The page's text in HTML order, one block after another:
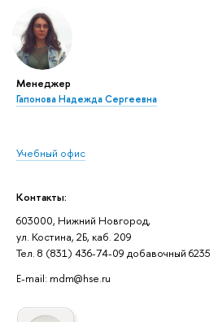
Менеджер
Гапонова Надежда Сергеевна
Учебный офис
Контакты:
603000, Нижний Новгород,
ул. Костина, 2Б, каб. 209
Тел. 8 (831) 436-74-09 добавочный 6235
E-mail: mdm@hse.ru